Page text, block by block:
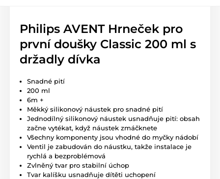
Philips AVENT Hrneček pro
první doušky Classic 200 ml s
držadly dívka
Snadné pití
200 ml
6m +
Měkký silikonový náustek pro snadné pití
Jednodílný silikonový náustek usnadňuje pití: obsah
začne vytékat, když náustek zmáčknete
Všechny komponenty jsou vhodné do myčky nádobí
Ventil je zabudován do náustku, takže instalace je
rychlá a bezproblémová
Zvlněný tvar pro stabilní úchop
Tvar kalíšku usnadňuje dítěti uchopení